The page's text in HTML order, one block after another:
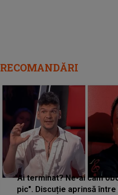
RECOMANDĂRI
"Ai terminat? Ne-ai cam
pic". Discuție aprinsă între